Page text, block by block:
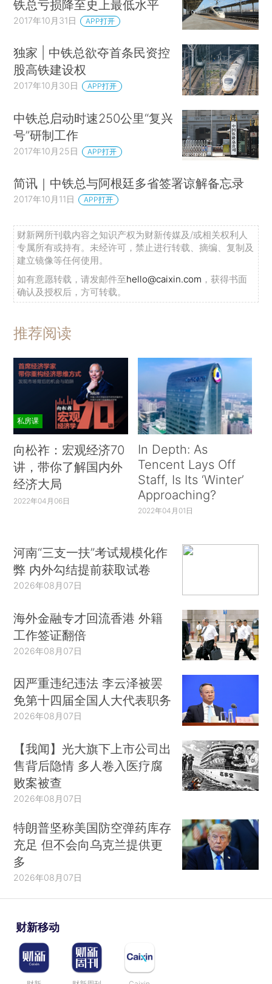
铁总亏损降至史上最低水平
2017年10月31日 APP打开
独家 | 中铁总欲夺首条民资控
股高铁建设权
2017年10月30日 APP打开
中铁总启动时速250公里“复兴
号”研制工作
2017年10月25日 APP打开
简讯｜中铁总与阿根廷多省签署谅解备忘录
2017年10月11日 APP打开
财新网所刊载内容之知识产权为财新传媒及/或相关权利人
专属所有或持有。未经许可，禁止进行转载、摘编、复制及
建立镜像等任何使用。
如有意愿转载，请发邮件至hello@caixin.com ，获得书面
确认及授权后，方可转载。
推荐阅读
私房课
向松祚：宏观经济70
讲，带你了解国内外
经济大局
2022年04月06日
In Depth: As
Tencent Lays Off
Staff, Is Its ‘Winter’
Approaching?
2022年04月01日
河南“三支一扶”考试规模化作
弊 内外勾结提前获取试卷
2026年08月07日
海外金融专才回流香港 外籍
工作签证翻倍
2026年08月07日
因严重违纪违法 李云泽被罢
免第十四届全国人大代表职务
2026年08月07日
【我闻】光大旗下上市公司出
售背后隐情 多人卷入医疗腐
败案被查
2026年08月07日
特朗普坚称美国防空弹药库存
充足 但不会向乌克兰提供更
多
2026年08月07日
财新移动